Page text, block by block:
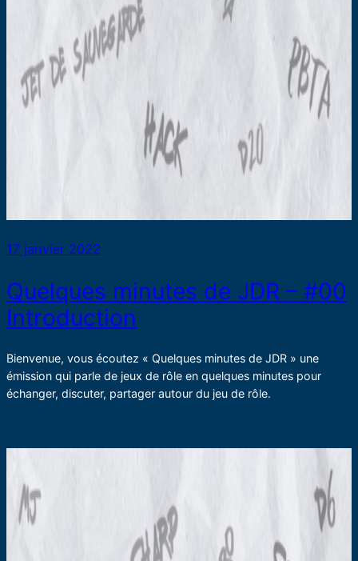
17 janvier 2022
Quelques minutes de JDR – #00
Introduction
Bienvenue, vous écoutez « Quelques minutes de JDR » une
émission qui parle de jeux de rôle en quelques minutes pour
échanger, discuter, partager autour du jeu de rôle.